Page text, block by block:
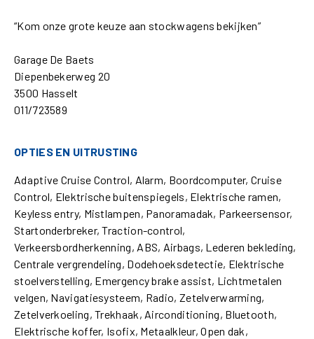
“Kom onze grote keuze aan stockwagens bekijken”
Garage De Baets
Diepenbekerweg 20
3500 Hasselt
011/723589
OPTIES EN UITRUSTING
Adaptive Cruise Control, Alarm, Boordcomputer, Cruise
Control, Elektrische buitenspiegels, Elektrische ramen,
Keyless entry, Mistlampen, Panoramadak, Parkeersensor,
Startonderbreker, Traction-control,
Verkeersbordherkenning, ABS, Airbags, Lederen bekleding,
Centrale vergrendeling, Dodehoeksdetectie, Elektrische
stoelverstelling, Emergency brake assist, Lichtmetalen
velgen, Navigatiesysteem, Radio, Zetelverwarming,
Zetelverkoeling, Trekhaak, Airconditioning, Bluetooth,
Elektrische koffer, Isofix, Metaalkleur, Open dak,